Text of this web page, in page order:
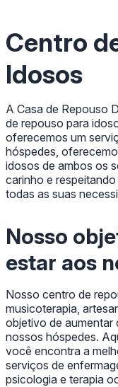
Centro
Idosos
A Casa de Repouso
de repouso para
oferecemos um
hóspedes,
idosos de ambos os
carinho e
todas as suas
Nosso
estar aos
Nosso centro de
musicoterapia,
objetivo de aumentar
nossos hóspedes.
você encontra a
serviços de
psicologia e terapia